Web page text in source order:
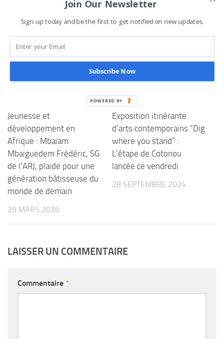
Tweetez Partagez Partagez Épingle 0
PARTAGES
VOUS AIMEREZ AUSSI...
Jeunesse et
développement en
Afrique : Mbaiam
Mbaiguedem Frédéric, SG
de l’ARJ, plaide pour une
génération bâtisseuse du
monde de demain
29 MARS 2026
Exposition itinérante
d’arts contemporains “Dig
where you stand” :
L’étape de Cotonou
lancée ce vendredi
28 SEPTEMBRE 2024
LAISSER UN COMMENTAIRE
Commentaire *
Join Our Newsletter
Sign up today and be the first to get notified on new updates.
Subscribe Now